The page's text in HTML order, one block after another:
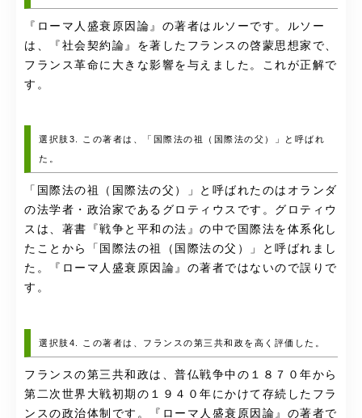
『ローマ人盛衰原因論』の著者はルソーです。ルソー
は、『社会契約論』を著したフランスの啓蒙思想家で、
フランス革命に大きな影響を与えました。これが正解で
す。
選択肢3. この著者は、「国際法の祖（国際法の父）」と呼ばれ
た。
「国際法の祖（国際法の父）」と呼ばれたのはオランダ
の法学者・政治家であるグロティウスです。グロティウ
スは、著書『戦争と平和の法』の中で国際法を体系化し
たことから「国際法の祖（国際法の父）」と呼ばれまし
た。『ローマ人盛衰原因論』の著者ではないので誤りで
す。
選択肢4. この著者は、フランスの第三共和政を高く評価した。
フランスの第三共和政は、普仏戦争中の１８７０年から
第二次世界大戦初期の１９４０年にかけて存続したフラ
ンスの政治体制です。『ローマ人盛衰原因論』の著者で